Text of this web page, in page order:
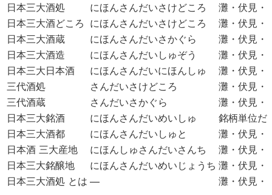
日本三大酒処
にほんさんだいさけどころ
灘・伏見・
日本三大酒どころ にほんさんだいさけどころ
灘・伏見・
日本三大酒蔵
にほんさんだいさかぐら
灘・伏見・
日本三大酒造
にほんさんだいしゅぞう
灘・伏見・
日本三大日本酒
にほんさんだいにほんしゅ
灘・伏見・
三代酒処
さんだいさけどころ
灘・伏見・
三代酒蔵
さんだいさかぐら
灘・伏見・
日本三大銘酒
にほんさんだいめいしゅ
銘柄単位だ
日本三大酒都
にほんさんだいしゅと
灘・伏見・
日本酒 三大産地
にほんしゅさんだいさんち
灘・伏見・
日本三大銘醸地
にほんさんだいめいじょうち 灘・伏見・
日本三大酒処 とは — 灘・伏見・